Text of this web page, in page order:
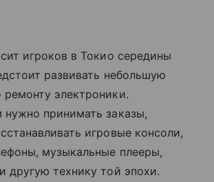
игроков в Токио середины
развивать небольшую
электроники.
нужно принимать заказы,
игровые консоли,
музыкальные плееры,
другую технику той эпохи.